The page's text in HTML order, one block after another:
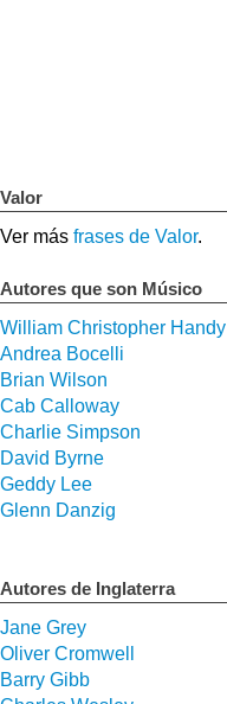
Valor
Ver más frases de Valor.
Autores que son Músico
William Christopher Handy
Andrea Bocelli
Brian Wilson
Cab Calloway
Charlie Simpson
David Byrne
Geddy Lee
Glenn Danzig
Autores de Inglaterra
Jane Grey
Oliver Cromwell
Barry Gibb